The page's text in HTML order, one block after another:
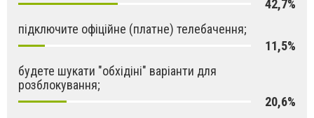
42,7%
підключите офіційне (платне) телебачення;
11,5%
будете шукати "обхідіні" варіанти для
розблокування;
20,6%